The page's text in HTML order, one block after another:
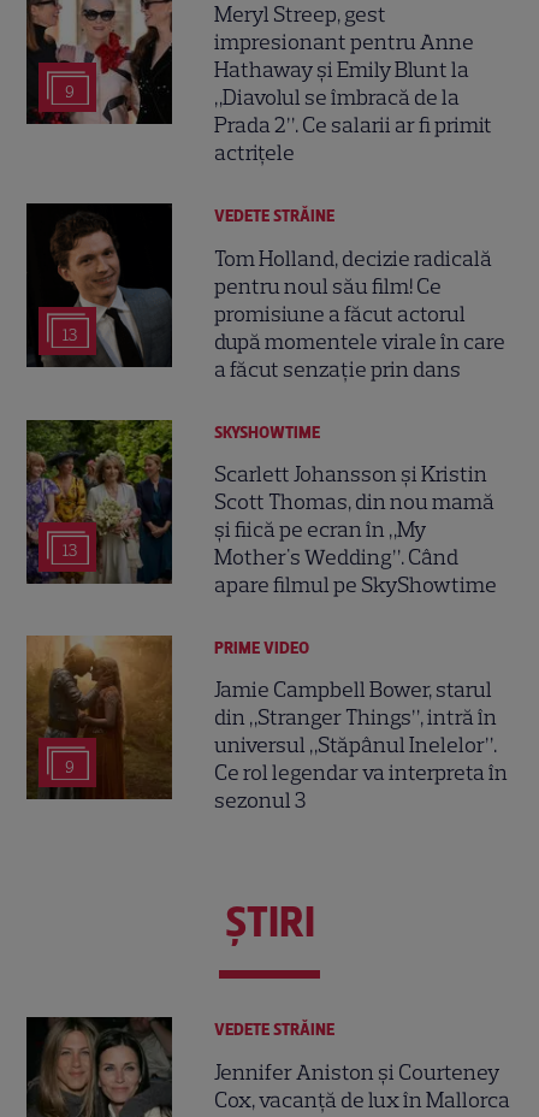
9
Meryl Streep, gest
impresionant pentru Anne
Hathaway și Emily Blunt la
„Diavolul se îmbracă de la
Prada 2”. Ce salarii ar fi primit
actrițele
13
VEDETE STRĂINE
Tom Holland, decizie radicală
pentru noul său film! Ce
promisiune a făcut actorul
după momentele virale în care
a făcut senzație prin dans
13
SKYSHOWTIME
Scarlett Johansson și Kristin
Scott Thomas, din nou mamă
și fiică pe ecran în „My
Mother's Wedding”. Când
apare filmul pe SkyShowtime
9
PRIME VIDEO
Jamie Campbell Bower, starul
din „Stranger Things”, intră în
universul „Stăpânul Inelelor”.
Ce rol legendar va interpreta în
sezonul 3
ŞTIRI
VEDETE STRĂINE
Jennifer Aniston și Courteney
Cox, vacanță de lux în Mallorca